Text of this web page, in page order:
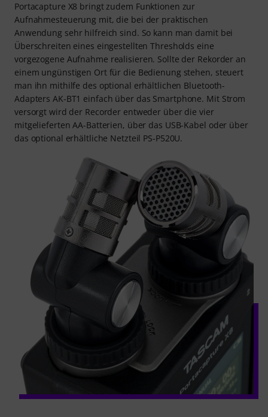
Portacapture X8 bringt zudem Funktionen zur
Aufnahmesteuerung mit, die bei der praktischen
Anwendung sehr hilfreich sind. So kann man damit bei
Überschreiten eines eingestellten Thresholds eine
vorgezogene Aufnahme realisieren. Sollte der Rekorder an
einem ungünstigen Ort für die Bedienung stehen, steuert
man ihn mithilfe des optional erhältlichen Bluetooth-
Adapters AK-BT1 einfach über das Smartphone. Mit Strom
versorgt wird der Recorder entweder über die vier
mitgelieferten AA-Batterien, über das USB-Kabel oder über
das optional erhältliche Netzteil PS-P520U.